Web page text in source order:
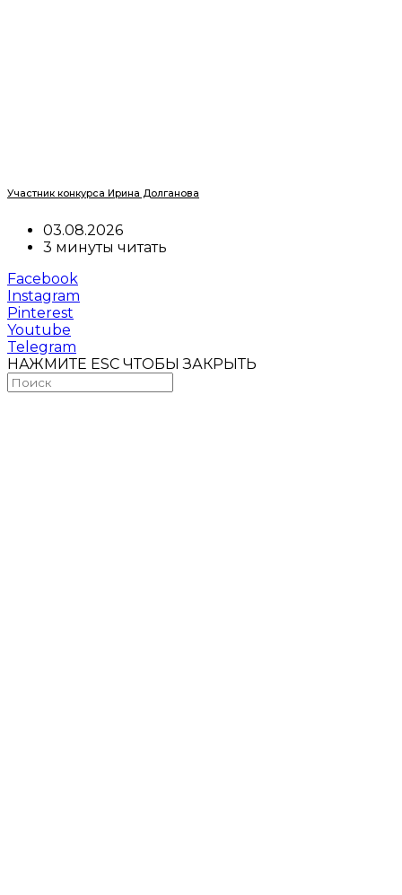
Участник конкурса Ирина Долганова
03.08.2026
3 минуты читать
Facebook
Instagram
Pinterest
Youtube
Telegram
НАЖМИТЕ ESC ЧТОБЫ ЗАКРЫТЬ